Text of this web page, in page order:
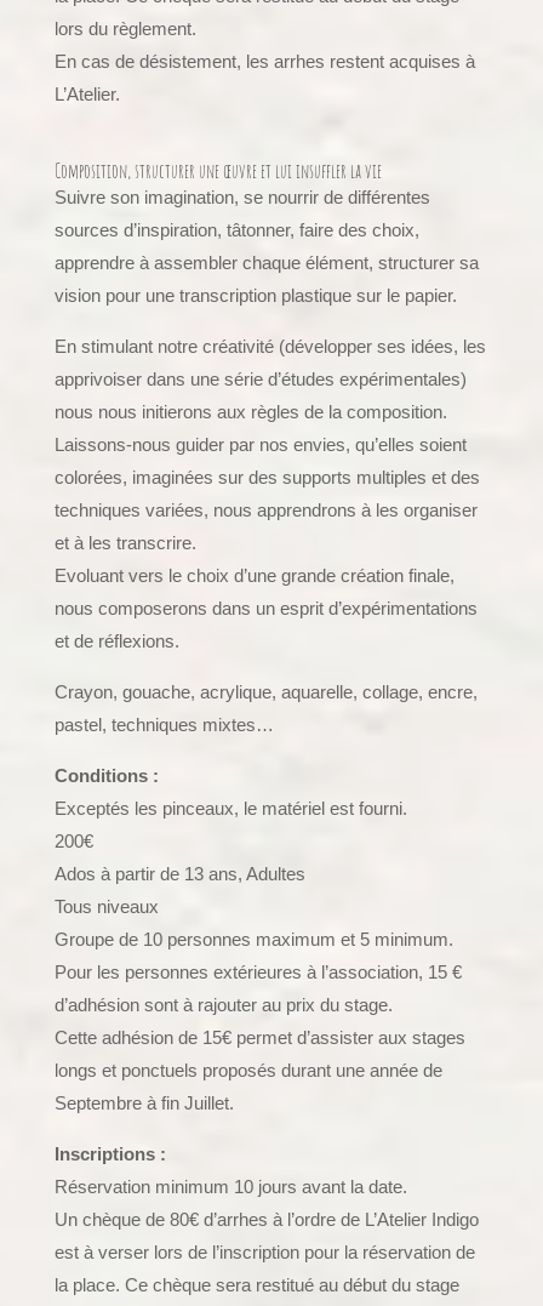
lors du règlement.
En cas de désistement, les arrhes restent acquises à
L’Atelier.
Composition, structurer une œuvre et lui insuffler la vie
Suivre son imagination, se nourrir de différentes
sources d’inspiration, tâtonner, faire des choix,
apprendre à assembler chaque élément, structurer sa
vision pour une transcription plastique sur le papier.
En stimulant notre créativité (développer ses idées, les
apprivoiser dans une série d’études expérimentales)
nous nous initierons aux règles de la composition.
Laissons-nous guider par nos envies, qu’elles soient
colorées, imaginées sur des supports multiples et des
techniques variées, nous apprendrons à les organiser
et à les transcrire.
Evoluant vers le choix d’une grande création finale,
nous composerons dans un esprit d’expérimentations
et de réflexions.
Crayon, gouache, acrylique, aquarelle, collage, encre,
pastel, techniques mixtes…
Conditions :
Exceptés les pinceaux, le matériel est fourni.
200€
Ados à partir de 13 ans, Adultes
Tous niveaux
Groupe de 10 personnes maximum et 5 minimum.
Pour les personnes extérieures à l’association, 15 €
d’adhésion sont à rajouter au prix du stage.
Cette adhésion de 15€ permet d’assister aux stages
longs et ponctuels proposés durant une année de
Septembre à fin Juillet.
Inscriptions :
Réservation minimum 10 jours avant la date.
Un chèque de 80€ d’arrhes à l’ordre de L’Atelier Indigo
est à verser lors de l’inscription pour la réservation de
la place. Ce chèque sera restitué au début du stage